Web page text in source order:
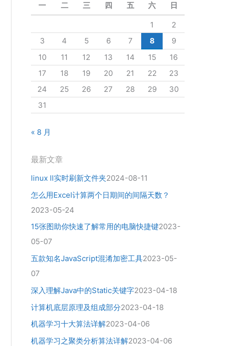
一 二 三 四 五 六 日
1
2
3
4 5 6 7 8
9
10
11 12 13 14 15
16
17
18 19 20 21 22
23
24
25 26 27 28 29
30
31
« 8 月
最新文章
linux ll实时刷新文件夹2024-08-11
怎么用Excel计算两个日期间的间隔天数？
2023-05-24
15张图助你快速了解常用的电脑快捷键2023-
05-07
五款知名JavaScript混淆加密工具2023-05-
07
深入理解Java中的Static关键字2023-04-18
计算机底层原理及组成部分2023-04-18
机器学习十大算法详解2023-04-06
机器学习之聚类分析算法详解2023-04-06